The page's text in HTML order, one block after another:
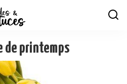
de printemps